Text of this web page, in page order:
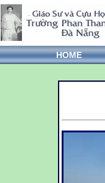
HOME